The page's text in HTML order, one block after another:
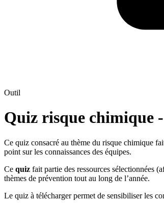
Outil
Quiz risque chimique
Ce quiz consacré au thème du risque chimique
point sur les connaissances des équipes.
Ce quiz fait partie des ressources sélectionnées
thèmes de prévention tout au long de l’année.
Le quiz à télécharger permet de sensibiliser les